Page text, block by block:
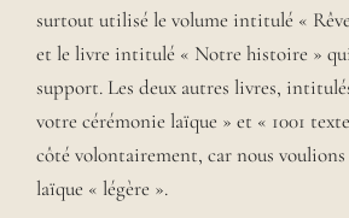
surtout utilisé le volume intitulé «
et le livre intitulé « Notre histoire »
support. Les deux autres livres,
votre cérémonie laïque » et « 1001
côté volontairement, car nous
laïque « légère ».